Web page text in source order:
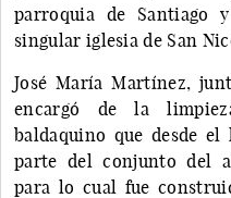
parroquia de Santiago
singular iglesia de San
José María Martínez,
encargó de la
baldaquino que desde
parte del conjunto del
para lo cual fue